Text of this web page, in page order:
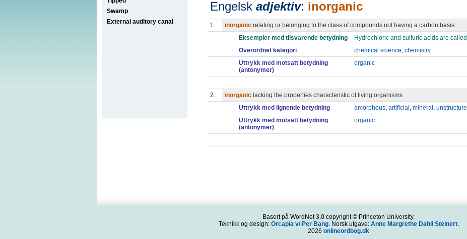
Swamp
External auditory canal
Engelsk adjektiv: inorganic
1. inorganic relating or belonging to the class of compounds not having a carbon basis
Eksempler med tilsvarende betydning
Hydrochloric and sulfuric acids are
Overordnet kategori
chemical science, chemistry
Uttrykk med motsatt betydning
(antonymer)
organic
2. inorganic lacking the properties characteristic of living organisms
Uttrykk med lignende betydning
amorphous, artificial , mineral ,
Uttrykk med motsatt betydning
(antonymer)
organic
Basert på WordNet 3.0 copyright © Princeton University.
Teknikk og design: Orcapia v/ Per Bang. Norsk utgave: Anne Margrethe Dahll Steinert.
2026 onlineordbog.dk